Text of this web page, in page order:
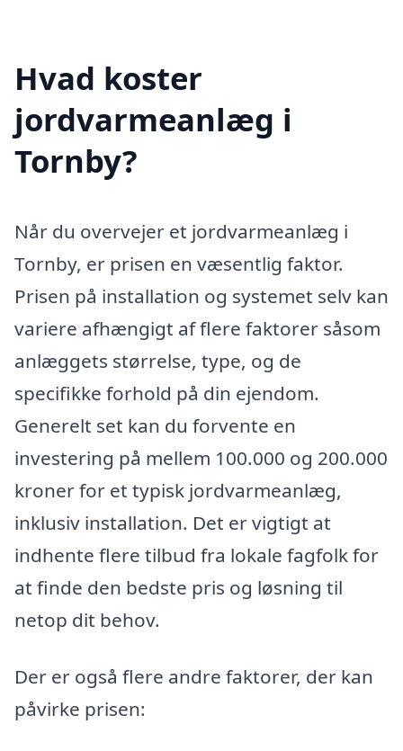
Hvad koster
jordvarmeanlæg i
Tornby?
Når du overvejer et jordvarmeanlæg i
Tornby, er prisen en væsentlig faktor.
Prisen på installation og systemet selv kan
variere afhængigt af flere faktorer såsom
anlæggets størrelse, type, og de
specifikke forhold på din ejendom.
Generelt set kan du forvente en
investering på mellem 100.000 og 200.000
kroner for et typisk jordvarmeanlæg,
inklusiv installation. Det er vigtigt at
indhente flere tilbud fra lokale fagfolk for
at finde den bedste pris og løsning til
netop dit behov.
Der er også flere andre faktorer, der kan
påvirke prisen: